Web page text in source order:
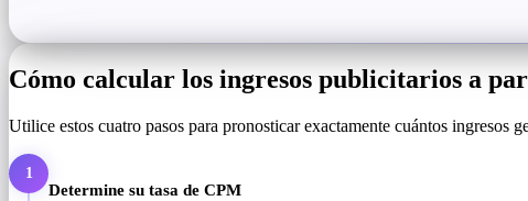
Cómo calcular los ingresos publicitarios a
Utilice estos cuatro pasos para pronosticar exactamente cuántos ingresos
1
Determine su tasa de CPM